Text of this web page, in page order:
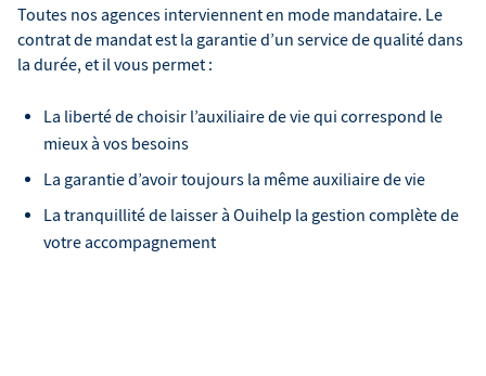
Toutes nos agences interviennent en mode mandataire. Le
contrat de mandat est la garantie d’un service de qualité dans
la durée, et il vous permet :
La liberté de choisir l’auxiliaire de vie qui correspond le
mieux à vos besoins
La garantie d’avoir toujours la même auxiliaire de vie
La tranquillité de laisser à Ouihelp la gestion complète de
votre accompagnement